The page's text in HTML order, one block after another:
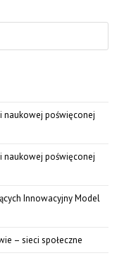
naukowej poświęconej
naukowej poświęconej
Innowacyjny Model
– sieci społeczne